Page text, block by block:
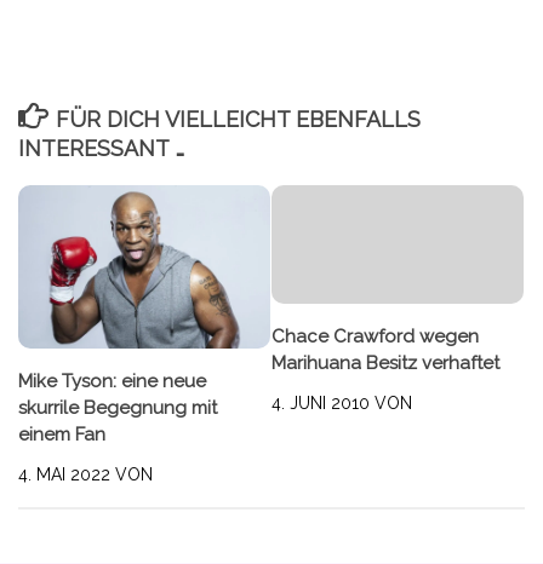
FÜR DICH VIELLEICHT EBENFALLS
INTERESSANT …
Mike Tyson: eine neue
skurrile Begegnung mit
einem Fan
4. MAI 2022 VON
Chace Crawford wegen
Marihuana Besitz verhaftet
4. JUNI 2010 VON